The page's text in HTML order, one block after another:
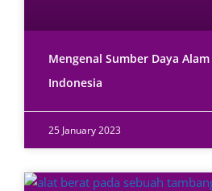
Mengenal Sumber Daya
Indonesia
25 January 2023